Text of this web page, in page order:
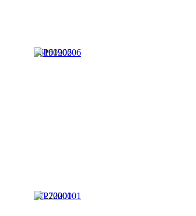
P6190206
P7220001